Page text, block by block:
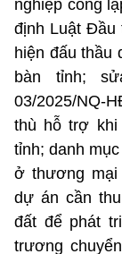
nghiệp công
định Luật Đầu
hiện đấu thầu
bàn tỉnh;
03/2025/NQ-
thù hỗ trợ khi
tỉnh; danh
ở thương mại
dự án cần
đất để phát
trương